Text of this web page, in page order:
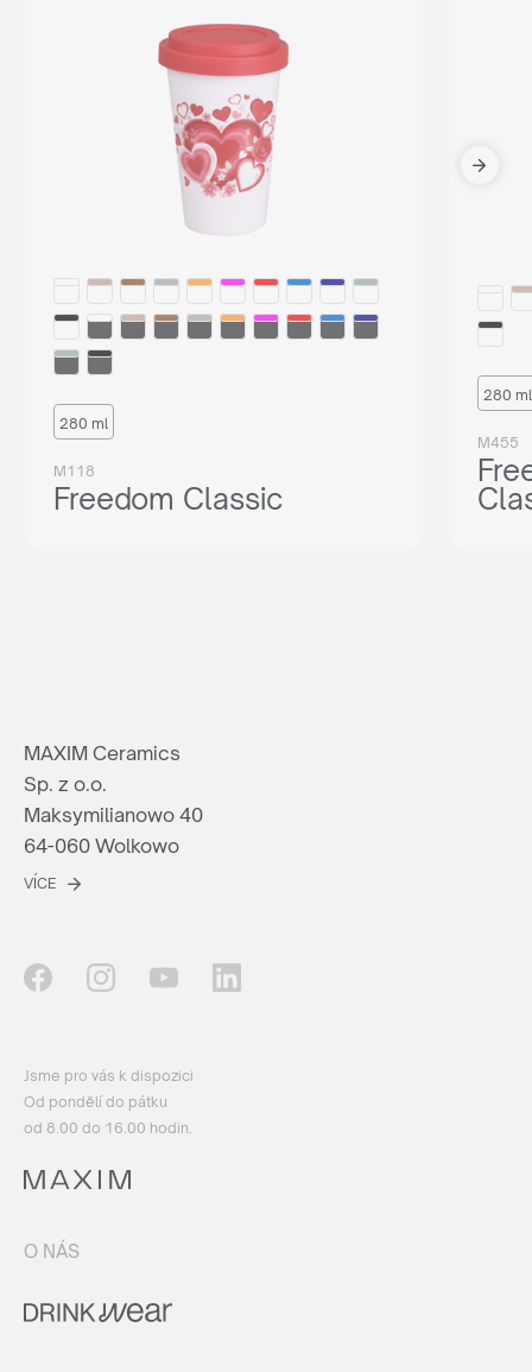
280 ml
M118
Freedom Classic
280 ml
M455
MAXIM Ceramics
Sp. z o.o.
Maksymilianowo 40
64-060 Wolkowo
VÍCE
Jsme pro vás k dispozici
Od pondělí do pátku
od 8.00 do 16.00 hodin.
O NÁS